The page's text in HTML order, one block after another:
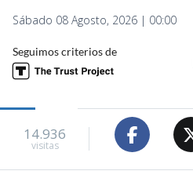
Sábado 08 Agosto, 2026 | 00:00
Seguimos criterios de
14.936
visitas